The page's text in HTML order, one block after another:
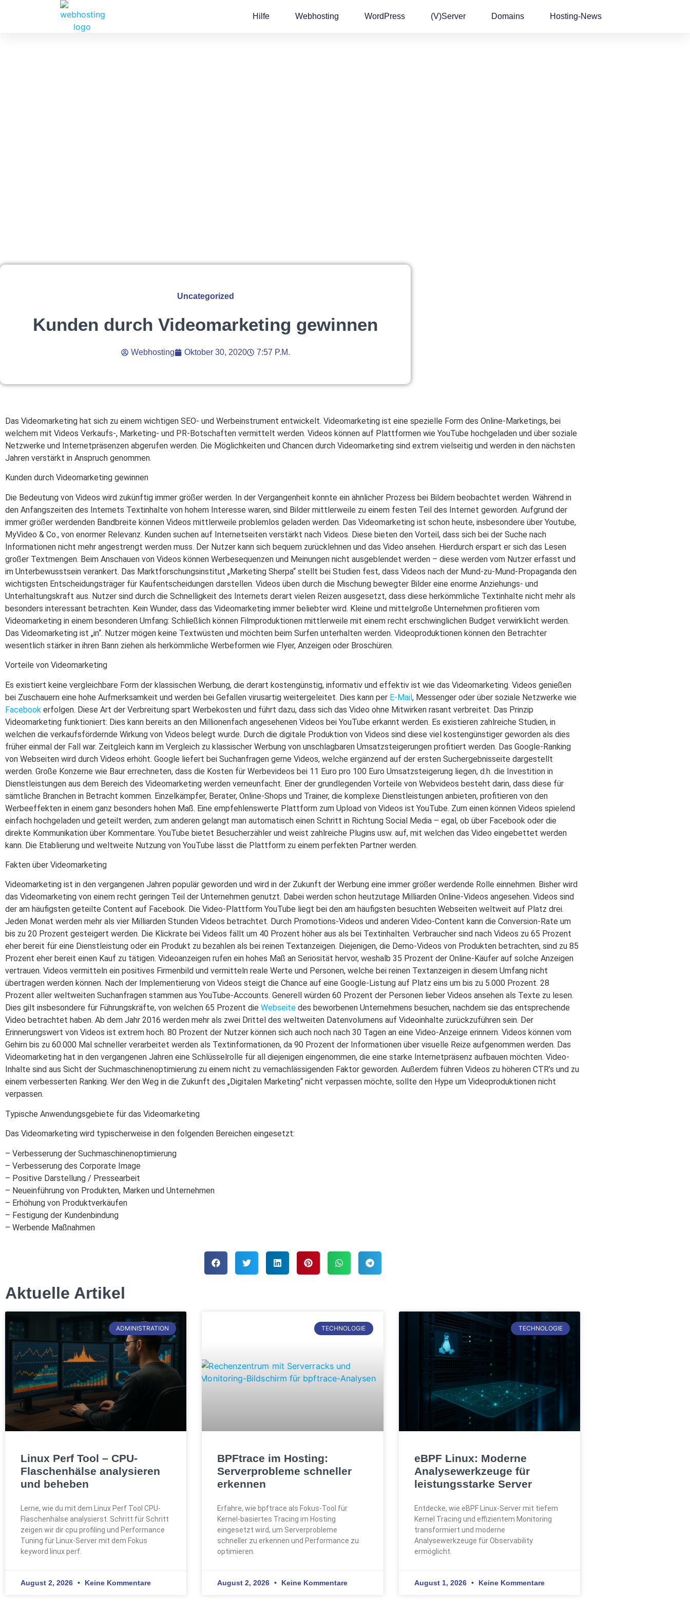
Hilfe Webhosting WordPress (v)Server Domains Hosting-News
Uncategorized
Kunden durch Videomarketing gewinnen
Webhosting Oktober 30, 2020 7:57 P.m.
Das Videomarketing hat sich zu einem wichtigen SEO- und Werbeinstrument entwickelt. Videomarketing ist eine spezielle Form des Online-Marketings, bei
welchem mit Videos Verkaufs-, Marketing- und PR-Botschaften vermittelt werden. Videos können auf Plattformen wie YouTube hochgeladen und über soziale
Netzwerke und Internetpräsenzen abgerufen werden. Die Möglichkeiten und Chancen durch Videomarketing sind extrem vielseitig und werden in den nächsten
Jahren verstärkt in Anspruch genommen.
Kunden durch Videomarketing gewinnen
Die Bedeutung von Videos wird zukünftig immer größer werden. In der Vergangenheit konnte ein ähnlicher Prozess bei Bildern beobachtet werden. Während in
den Anfangszeiten des Internets Textinhalte von hohem Interesse waren, sind Bilder mittlerweile zu einem festen Teil des Internet geworden. Aufgrund der
immer größer werdenden Bandbreite können Videos mittlerweile problemlos geladen werden. Das Videomarketing ist schon heute, insbesondere über Youtube,
MyVideo & Co., von enormer Relevanz. Kunden suchen auf Internetseiten verstärkt nach Videos. Diese bieten den Vorteil, dass sich bei der Suche nach
Informationen nicht mehr angestrengt werden muss. Der Nutzer kann sich bequem zurücklehnen und das Video ansehen. Hierdurch erspart er sich das Lesen
großer Textmengen. Beim Anschauen von Videos können Werbesequenzen und Meinungen nicht ausgeblendet werden – diese werden vom Nutzer erfasst und
im Unterbewusstsein verankert. Das Marktforschungsinstitut „Marketing Sherpa“ stellt bei Studien fest, dass Videos nach der Mund-zu-Mund-Propaganda den
wichtigsten Entscheidungsträger für Kaufentscheidungen darstellen. Videos üben durch die Mischung bewegter Bilder eine enorme Anziehungs- und
Unterhaltungskraft aus. Nutzer sind durch die Schnelligkeit des Internets derart vielen Reizen ausgesetzt, dass diese herkömmliche Textinhalte nicht mehr als
besonders interessant betrachten. Kein Wunder, dass das Videomarketing immer beliebter wird. Kleine und mittelgroße Unternehmen profitieren vom
Videomarketing in einem besonderen Umfang: Schließlich können Filmproduktionen mittlerweile mit einem recht erschwinglichen Budget verwirklicht werden.
Das Videomarketing ist „in“. Nutzer mögen keine Textwüsten und möchten beim Surfen unterhalten werden. Videoproduktionen können den Betrachter
wesentlich stärker in ihren Bann ziehen als herkömmliche Werbeformen wie Flyer, Anzeigen oder Broschüren.
Vorteile von Videomarketing
Es existiert keine vergleichbare Form der klassischen Werbung, die derart kostengünstig, informativ und effektiv ist wie das Videomarketing. Videos genießen
bei Zuschauern eine hohe Aufmerksamkeit und werden bei Gefallen virusartig weitergeleitet. Dies kann per E-Mail, Messenger oder über soziale Netzwerke wie
Facebook erfolgen. Diese Art der Verbreitung spart Werbekosten und führt dazu, dass sich das Video ohne Mitwirken rasant verbreitet. Das Prinzip
Videomarketing funktioniert: Dies kann bereits an den Millionenfach angesehenen Videos bei YouTube erkannt werden. Es existieren zahlreiche Studien, in
welchen die verkaufsfördernde Wirkung von Videos belegt wurde. Durch die digitale Produktion von Videos sind diese viel kostengünstiger geworden als dies
früher einmal der Fall war. Zeitgleich kann im Vergleich zu klassischer Werbung von unschlagbaren Umsatzsteigerungen profitiert werden. Das Google-Ranking
von Webseiten wird durch Videos erhöht. Google liefert bei Suchanfragen gerne Videos, welche ergänzend auf der ersten Suchergebnisseite dargestellt
werden. Große Konzerne wie Baur errechneten, dass die Kosten für Werbevideos bei 11 Euro pro 100 Euro Umsatzsteigerung liegen, d.h. die Investition in
Dienstleistungen aus dem Bereich des Videomarketing werden verneunfacht. Einer der grundlegenden Vorteile von Webvideos besteht darin, dass diese für
sämtliche Branchen in Betracht kommen. Einzelkämpfer, Berater, Online-Shops und Trainer, die komplexe Dienstleistungen anbieten, profitieren von den
Werbeeffekten in einem ganz besonders hohen Maß. Eine empfehlenswerte Plattform zum Upload von Videos ist YouTube. Zum einen können Videos spielend
einfach hochgeladen und geteilt werden, zum anderen gelangt man automatisch einen Schritt in Richtung Social Media – egal, ob über Facebook oder die
direkte Kommunikation über Kommentare. YouTube bietet Besucherzähler und weist zahlreiche Plugins usw. auf, mit welchen das Video eingebettet werden
kann. Die Etablierung und weltweite Nutzung von YouTube lässt die Plattform zu einem perfekten Partner werden.
Fakten über Videomarketing
Videomarketing ist in den vergangenen Jahren populär geworden und wird in der Zukunft der Werbung eine immer größer werdende Rolle einnehmen. Bisher wird
das Videomarketing von einem recht geringen Teil der Unternehmen genutzt. Dabei werden schon heutzutage Milliarden Online-Videos angesehen. Videos sind
der am häufigsten geteilte Content auf Facebook. Die Video-Plattform YouTube liegt bei den am häufigsten besuchten Webseiten weltweit auf Platz drei.
Jeden Monat werden mehr als vier Milliarden Stunden Videos betrachtet. Durch Promotions-Videos und anderen Video-Content kann die Conversion-Rate um
bis zu 20 Prozent gesteigert werden. Die Klickrate bei Videos fällt um 40 Prozent höher aus als bei Textinhalten. Verbraucher sind nach Videos zu 65 Prozent
eher bereit für eine Dienstleistung oder ein Produkt zu bezahlen als bei reinen Textanzeigen. Diejenigen, die Demo-Videos von Produkten betrachten, sind zu 85
Prozent eher bereit einen Kauf zu tätigen. Videoanzeigen rufen ein hohes Maß an Seriosität hervor, weshalb 35 Prozent der Online-Käufer auf solche Anzeigen
vertrauen. Videos vermitteln ein positives Firmenbild und vermitteln reale Werte und Personen, welche bei reinen Textanzeigen in diesem Umfang nicht
übertragen werden können. Nach der Implementierung von Videos steigt die Chance auf eine Google-Listung auf Platz eins um bis zu 5.000 Prozent. 28
Prozent aller weltweiten Suchanfragen stammen aus YouTube-Accounts. Generell würden 60 Prozent der Personen lieber Videos ansehen als Texte zu lesen.
Dies gilt insbesondere für Führungskräfte, von welchen 65 Prozent die Webseite des beworbenen Unternehmens besuchen, nachdem sie das entsprechende
Video betrachtet haben. Ab dem Jahr 2016 werden mehr als zwei Drittel des weltweiten Datenvolumens auf Videoinhalte zurückzuführen sein. Der
Erinnerungswert von Videos ist extrem hoch. 80 Prozent der Nutzer können sich auch noch nach 30 Tagen an eine Video-Anzeige erinnern. Videos können vom
Gehirn bis zu 60.000 Mal schneller verarbeitet werden als Textinformationen, da 90 Prozent der Informationen über visuelle Reize aufgenommen werden. Das
Videomarketing hat in den vergangenen Jahren eine Schlüsselrolle für all diejenigen eingenommen, die eine starke Internetpräsenz aufbauen möchten. Video-
Inhalte sind aus Sicht der Suchmaschinenoptimierung zu einem nicht zu vernachlässigenden Faktor geworden. Außerdem führen Videos zu höheren CTR’s und zu
einem verbesserten Ranking. Wer den Weg in die Zukunft des „Digitalen Marketing“ nicht verpassen möchte, sollte den Hype um Videoproduktionen nicht
verpassen.
Typische Anwendungsgebiete für das Videomarketing
Das Videomarketing wird typischerweise in den folgenden Bereichen eingesetzt:
– Verbesserung der Suchmaschinenoptimierung
– Verbesserung des Corporate Image
– Positive Darstellung / Pressearbeit
– Neueinführung von Produkten, Marken und Unternehmen
– Erhöhung von Produktverkäufen
– Festigung der Kundenbindung
– Werbende Maßnahmen
Aktuelle Artikel
ADMINISTRATION
Linux Perf Tool – CPU-
Flaschenhälse analysieren
und beheben
Lerne, wie du mit dem Linux Perf Tool CPU-
Flaschenhälse analysierst. Schritt für Schritt
zeigen wir dir cpu profiling und Performance
Tuning für Linux-Server mit dem Fokus
keyword linux perf.
August 2, 2026 Keine Kommentare
TECHNOLOGIE
BPFtrace im Hosting:
Serverprobleme schneller
erkennen
Erfahre, wie bpftrace als Fokus-Tool für
Kernel-basiertes Tracing im Hosting
eingesetzt wird, um Serverprobleme
schneller zu erkennen und Performance zu
optimieren.
August 2, 2026 Keine Kommentare
TECHNOLOGIE
eBPF Linux: Moderne
Analysewerkzeuge für
leistungsstarke Server
Entdecke, wie eBPF Linux-Server mit tiefem
Kernel Tracing und effizientem Monitoring
transformiert und moderne
Analysewerkzeuge für Observability
ermöglicht.
August 1, 2026 Keine Kommentare